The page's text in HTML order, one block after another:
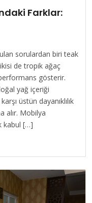
Farklar:
sorulardan biri teak
de tropik ağaç
gösterir.
yağ içeriği
üstün dayanıklılık
alır. Mobilya
kabul […]